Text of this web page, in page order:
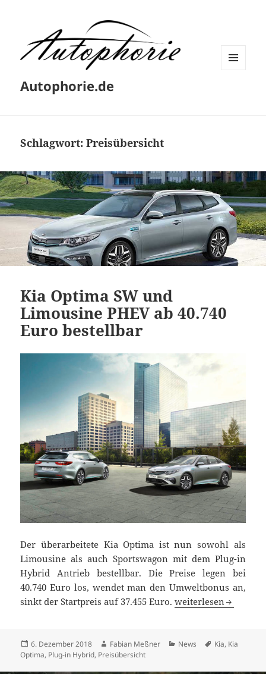
Autophorie.de
Schlagwort:Preisübersicht
Kia Optima SW und
Limousine PHEV ab 40.740
Euro bestellbar
Der überarbeitete Kia Optima ist nun sowohl als
Limousine als auch Sportswagon mit dem Plug-in
Hybrid Antrieb bestellbar. Die Preise legen bei
40.740 Euro los, wendet man den Umweltbonus an,
sinkt der Startpreis auf 37.455 Euro.Kia Optima SW und
weiterlesen
Veröffentlicht
am
6. Dezember 2018 Autor
Fabian Meßner Kategorien
News Schlagwörter
Kia, Kia
Optima, Plug-in Hybrid, Preisübersicht